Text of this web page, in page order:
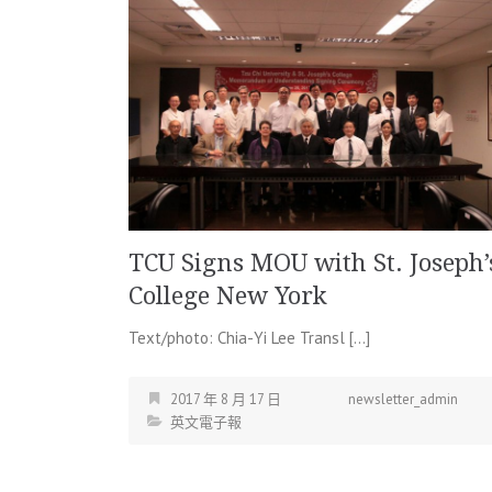
TCU Signs MOU with St.
College New York
Text/photo: Chia-Yi Lee Transl […]
2017 年 8 月 17 日
newsletter_admin
英文電子報